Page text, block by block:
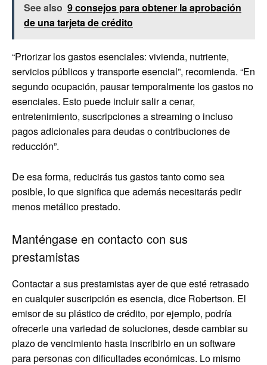
See also 9 consejos para obtener la aprobación
de una tarjeta de crédito
“Priorizar los gastos esenciales: vivienda, nutriente,
servicios públicos y transporte esencial”, recomienda. “En
segundo ocupación, pausar temporalmente los gastos no
esenciales. Esto puede incluir salir a cenar,
entretenimiento, suscripciones a streaming o incluso
pagos adicionales para deudas o contribuciones de
reducción”.
De esa forma, reducirás tus gastos tanto como sea
posible, lo que significa que además necesitarás pedir
menos metálico prestado.
Manténgase en contacto con sus
prestamistas
Contactar a sus prestamistas ayer de que esté retrasado
en cualquier suscripción es esencia, dice Robertson. El
emisor de su plástico de crédito, por ejemplo, podría
ofrecerle una variedad de soluciones, desde cambiar su
plazo de vencimiento hasta inscribirlo en un software
para personas con dificultades económicas. Lo mismo